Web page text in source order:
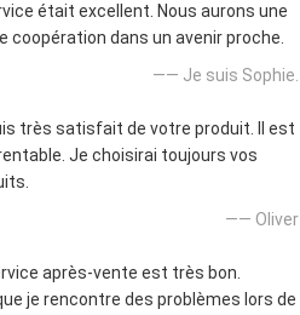
était excellent. Nous aurons une
coopération dans un avenir proche.
—— Je suis Sophie.
très satisfait de votre produit. Il est
Je choisirai toujours vos
—— Oliver
après-vente est très bon.
je rencontre des problèmes lors de